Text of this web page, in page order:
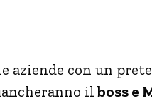
aziende con un
il boss e